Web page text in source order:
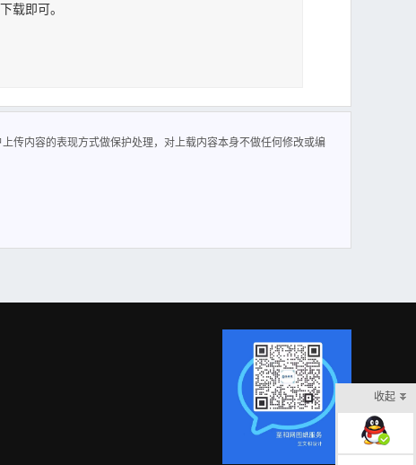
载即可。
传内容的表现方式做保护处理，对上载内容本身不做任何修改或编
收起
在线客服